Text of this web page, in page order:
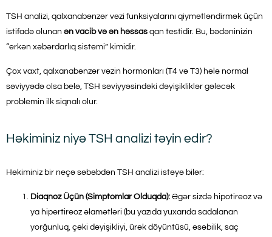
TSH analizi, qalxanabənzər vəzi funksiyalarını qiymətləndirmək üçün
istifadə olunan ən vacib və ən həssas qan testidir. Bu, bədəninizin
“erkən xəbərdarlıq sistemi” kimidir.
Çox vaxt, qalxanabənzər vəzin hormonları (T4 və T3) hələ normal
səviyyədə olsa belə, TSH səviyyəsindəki dəyişikliklər gələcək
problemin ilk siqnalı olur.
Həkiminiz niyə TSH analizi təyin edir?
Həkiminiz bir neçə səbəbdən TSH analizi istəyə bilər:
Diaqnoz Üçün (Simptomlar Olduqda): Əgər sizdə hipotireoz və
ya hipertireoz əlamətləri (bu yazıda yuxarıda sadalanan
yorğunluq, çəki dəyişikliyi, ürək döyüntüsü, əsəbilik, saç